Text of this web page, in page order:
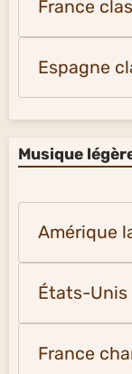
France
Musique
Amérique
États-Unis
France